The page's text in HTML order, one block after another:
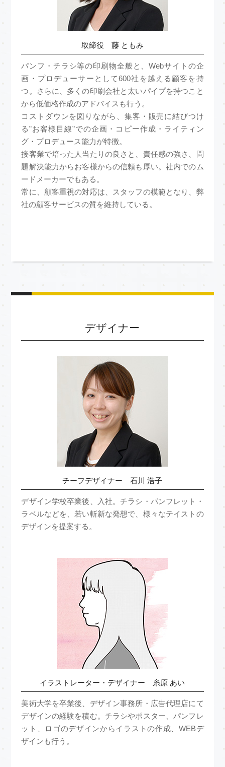
取締役 藤 ともみ
パンフ・チラシ等の印刷物全般と、Webサイトの企
画・プロデューサーとして600社を越える顧客を持
つ。さらに、多くの印刷会社と太いパイプを持つこと
から低価格作成のアドバイスも行う。
コストダウンを図りながら、集客・販売に結びつけ
る”お客様目線”での企画・コピー作成・ライティン
グ・プロデュース能力が特徴。
接客業で培った人当たりの良さと、責任感の強さ、問
題解決能力からお客様からの信頼も厚い。社内でのム
ードメーカーでもある。
常に、顧客重視の対応は、スタッフの模範となり、弊
社の顧客サービスの質を維持している。
デザイナー
チーフデザイナー 石川 浩子
デザイン学校卒業後、入社。チラシ・パンフレット・
ラベルなどを、若い斬新な発想で、様々なテイストの
デザインを提案する。
イラストレーター・デザイナー 糸原 あい
美術大学を卒業後、デザイン事務所・広告代理店にて
デザインの経験を積む。チラシやポスター、パンフレ
ット、ロゴのデザインからイラストの作成、WEBデ
ザインも行う。